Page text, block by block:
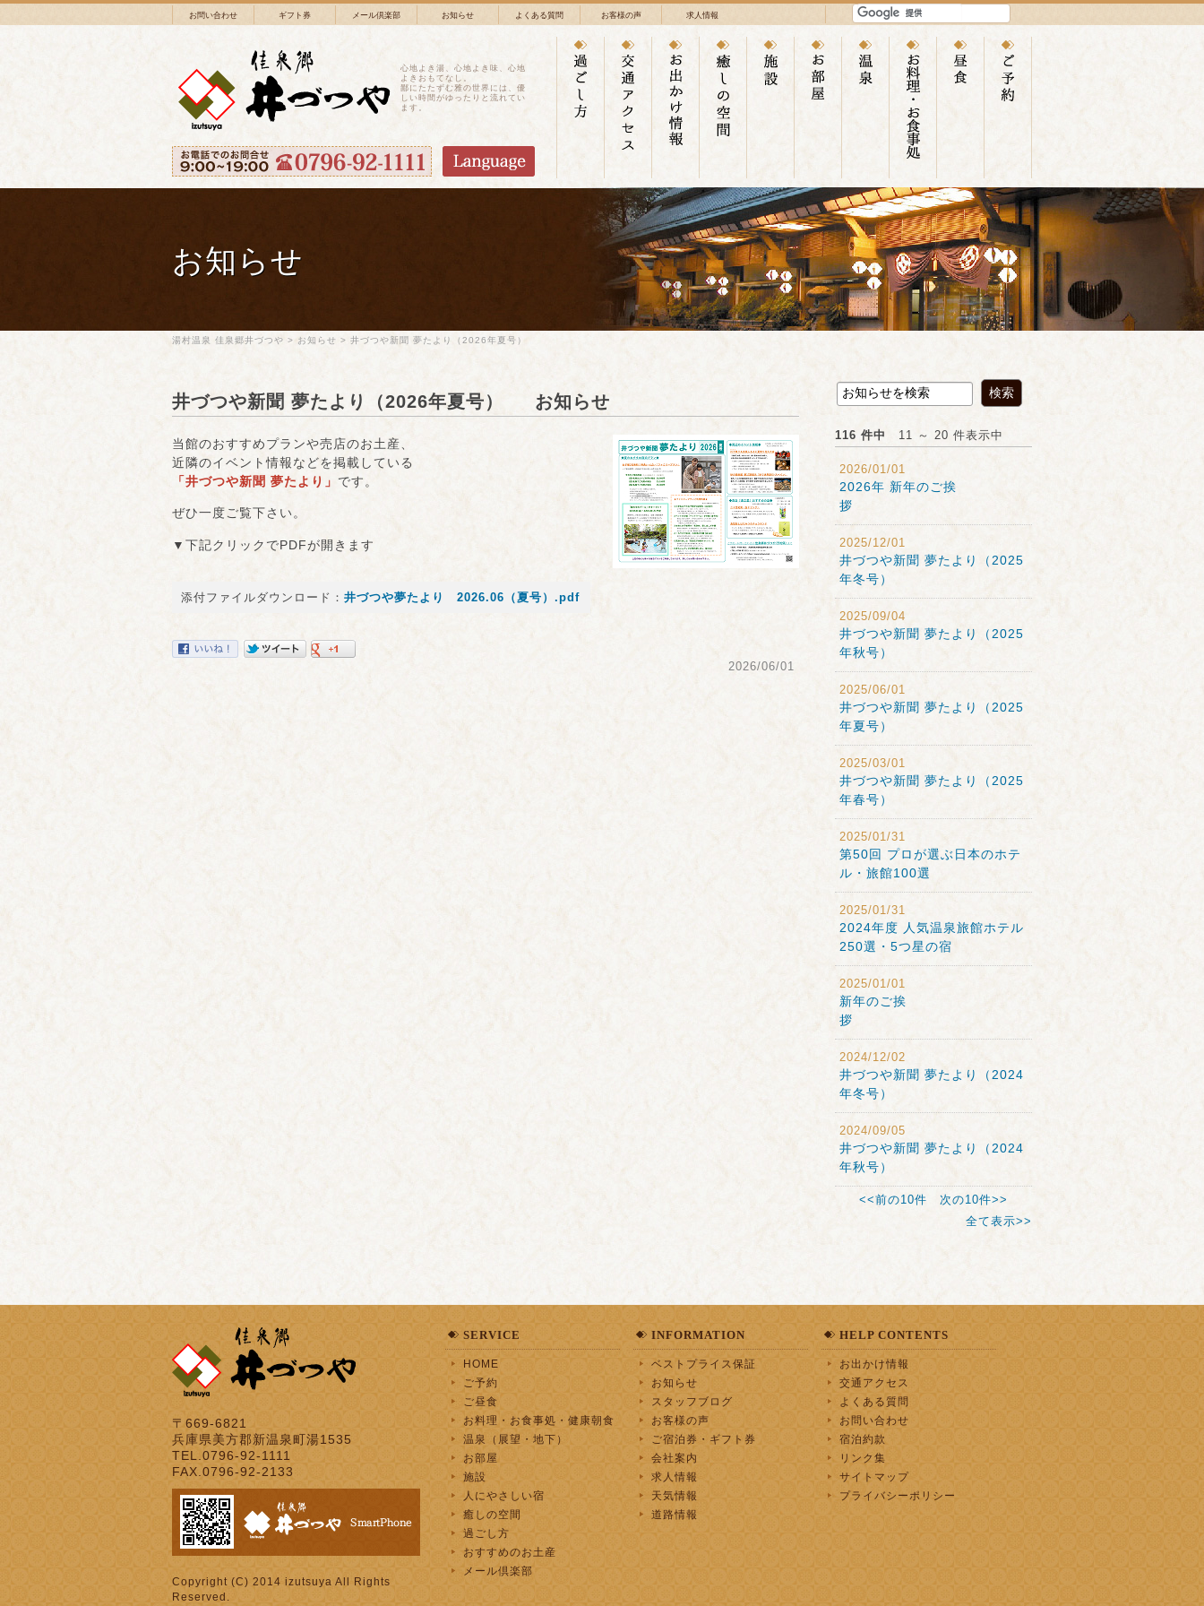
お問い合わせ ギフト券 メール倶楽部 お知らせ よくある質問 お客様の声 求人情報
心地よき湯、心地よき味、心地
よきおもてなし。
鄙にたたずむ雅の世界には、優
しい時間がゆったりと流れてい
ます。
お知らせ
湯村温泉 佳泉郷井づつや > お知らせ > 井づつや新聞 夢たより（2026年夏号）
井づつや新聞 夢たより（2026年夏号） お知らせ
当館のおすすめプランや売店のお土産、
近隣のイベント情報などを掲載している
「井づつや新聞 夢たより」 です。
ぜひ一度ご覧下さい。
▼下記クリックでPDFが開きます
添付ファイルダウンロード： 井づつや夢たより 2026.06（夏号）.pdf
2026/06/01
116 件中 11 ～ 20 件表示中
2026/01/01
2026年 新年のご挨
拶
2025/12/01
井づつや新聞 夢たより（2025
年冬号）
2025/09/04
井づつや新聞 夢たより（2025
年秋号）
2025/06/01
井づつや新聞 夢たより（2025
年夏号）
2025/03/01
井づつや新聞 夢たより（2025
年春号）
2025/01/31
第50回 プロが選ぶ日本のホテ
ル・旅館100選
2025/01/31
2024年度 人気温泉旅館ホテル
250選・5つ星の宿
2025/01/01
新年のご挨
拶
2024/12/02
井づつや新聞 夢たより（2024
年冬号）
2024/09/05
井づつや新聞 夢たより（2024
年秋号）
<<前の10件
次の10件>>
全て表示>>
〒669-6821
兵庫県美方郡新温泉町湯1535
TEL.0796-92-1111
FAX.0796-92-2133
Copyright (C) 2014 izutsuya All Rights
Reserved.
SERVICE
HOME
ご予約
ご昼食
お料理・お食事処・健康朝食
温泉（展望・地下）
お部屋
施設
人にやさしい宿
癒しの空間
過ごし方
おすすめのお土産
メール倶楽部
INFORMATION
ベストプライス保証
お知らせ
スタッフブログ
お客様の声
ご宿泊券・ギフト券
会社案内
求人情報
天気情報
道路情報
HELP CONTENTS
お出かけ情報
交通アクセス
よくある質問
お問い合わせ
宿泊約款
リンク集
サイトマップ
プライバシーポリシー